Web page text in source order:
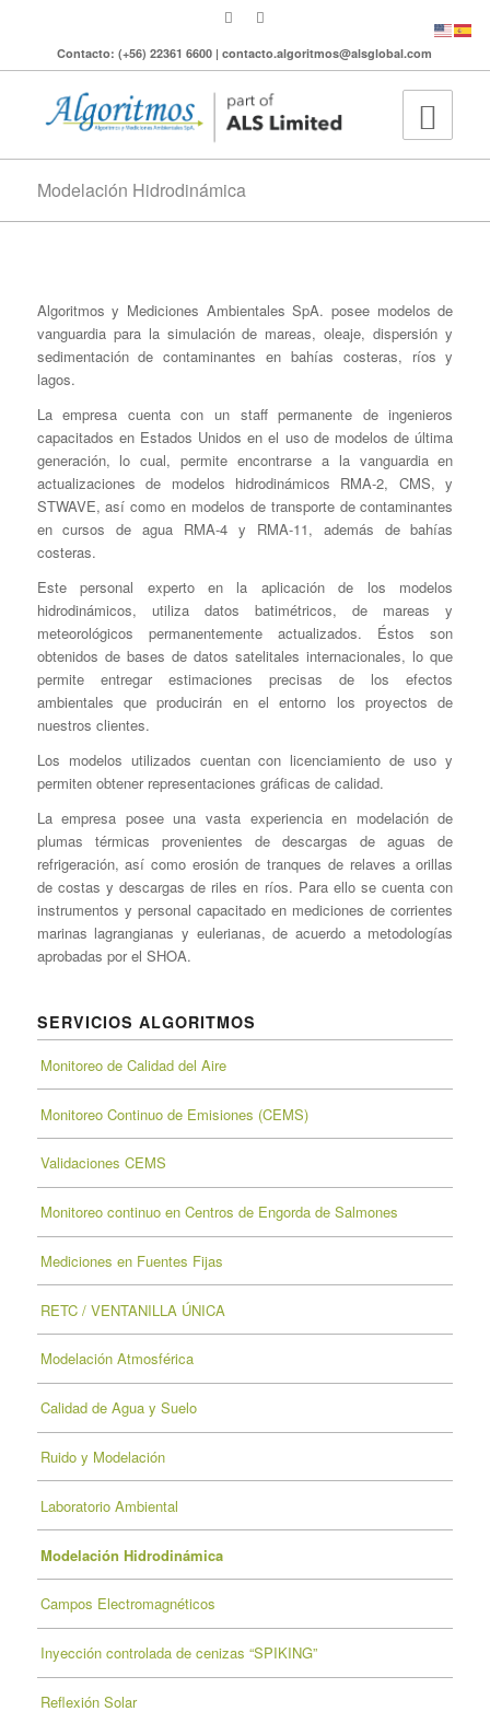
Contacto: (+56) 22361 6600 | contacto.algoritmos@alsglobal.com
Modelación Hidrodinámica
Algoritmos y Mediciones Ambientales SpA. posee modelos de
vanguardia para la simulación de mareas, oleaje, dispersión y
sedimentación de contaminantes en bahías costeras, ríos y
lagos.
La empresa cuenta con un staff permanente de ingenieros
capacitados en Estados Unidos en el uso de modelos de última
generación, lo cual, permite encontrarse a la vanguardia en
actualizaciones de modelos hidrodinámicos RMA-2, CMS, y
STWAVE, así como en modelos de transporte de contaminantes
en cursos de agua RMA-4 y RMA-11, además de bahías
costeras.
Este personal experto en la aplicación de los modelos
hidrodinámicos, utiliza datos batimétricos, de mareas y
meteorológicos permanentemente actualizados. Éstos son
obtenidos de bases de datos satelitales internacionales, lo que
permite entregar estimaciones precisas de los efectos
ambientales que producirán en el entorno los proyectos de
nuestros clientes.
Los modelos utilizados cuentan con licenciamiento de uso y
permiten obtener representaciones gráficas de calidad.
La empresa posee una vasta experiencia en modelación de
plumas térmicas provenientes de descargas de aguas de
refrigeración, así como erosión de tranques de relaves a orillas
de costas y descargas de riles en ríos. Para ello se cuenta con
instrumentos y personal capacitado en mediciones de corrientes
marinas lagrangianas y eulerianas, de acuerdo a metodologías
aprobadas por el SHOA.
SERVICIOS ALGORITMOS
Monitoreo de Calidad del Aire
Monitoreo Continuo de Emisiones (CEMS)
Validaciones CEMS
Monitoreo continuo en Centros de Engorda de Salmones
Mediciones en Fuentes Fijas
RETC / VENTANILLA ÚNICA
Modelación Atmosférica
Calidad de Agua y Suelo
Ruido y Modelación
Laboratorio Ambiental
Modelación Hidrodinámica
Campos Electromagnéticos
Inyección controlada de cenizas “SPIKING”
Reflexión Solar